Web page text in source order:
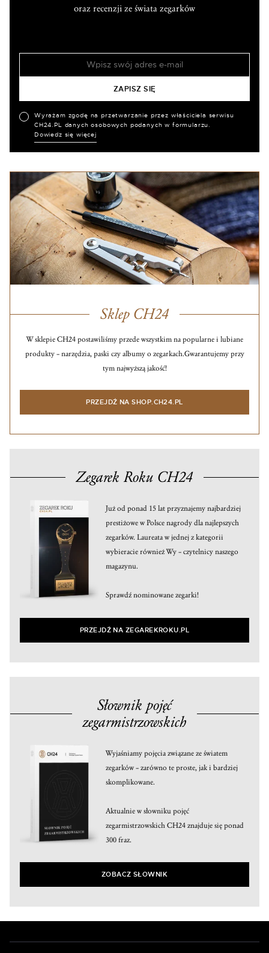
oraz recenzji ze świata zegarków
Wyrażam zgodę na przetwarzanie przez właściciela serwisu
CH24.PL danych osobowych podanych w formularzu.
Dowiedz się więcej
Sklep CH24
W sklepie CH24 postawiliśmy przede wszystkim na popularne i lubiane
produkty – narzędzia, paski czy albumy o zegarkach.Gwarantujemy przy
tym najwyższą jakość!
PRZEJDŹ NA SHOP.CH24.PL
Zegarek Roku CH24
Już od ponad 15 lat przyznajemy najbardziej
prestiżowe w Polsce nagrody dla najlepszych
zegarków. Laureata w jednej z kategorii
wybieracie również Wy – czytelnicy naszego
magazynu.
Sprawdź nominowane zegarki!
PRZEJDŹ NA ZEGAREKROKU.PL
Słownik pojęć
zegarmistrzowskich
Wyjaśniamy pojęcia związane ze światem
zegarków – zarówno te proste, jak i bardziej
skomplikowane.
Aktualnie w słowniku pojęć
zegarmistrzowskich CH24 znajduje się ponad
300 fraz.
ZOBACZ SŁOWNIK